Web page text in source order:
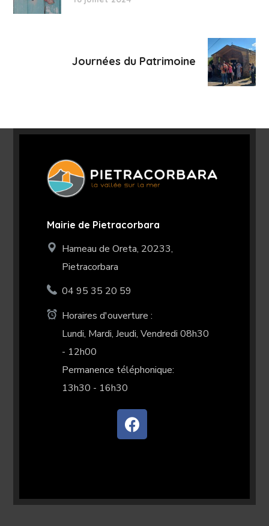
Journées du Patrimoine
Mairie de Pietracorbara
Hameau de Oreta, 20233,
Pietracorbara
04 95 35 20 59
Horaires d'ouverture :
Lundi, Mardi, Jeudi, Vendredi 08h30
- 12h00
Permanence téléphonique:
13h30 - 16h30